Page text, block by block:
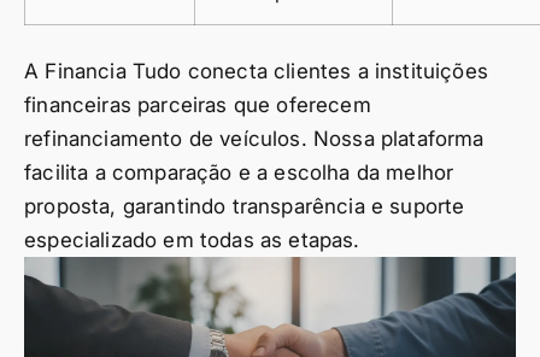
A Financia Tudo conecta clientes a instituições
financeiras parceiras que oferecem
refinanciamento de veículos. Nossa plataforma
facilita a comparação e a escolha da melhor
proposta, garantindo transparência e suporte
especializado em todas as etapas.